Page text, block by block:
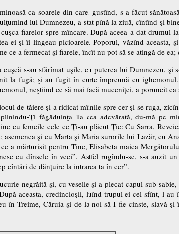
ca soarele din care, gustînd, s-a făcut
lui Dumnezeu, a stat pînă la ziuă, cîntînd şi
fiarelor spre mîncare. După aceea a dat
ei şi îi lingeau picioarele. Poporul, văzînd aceasta,
ce a fermecat şi fiarele, încît nu pot să se atingă de
cuşcă s-au sfărîmat uşile, cu puterea lui Dumnezeu,
la fugă; şi au fugit în curte împreună cu
neştiind ce să mai facă muceniţei, a poruncit ca
de tăiere şi-a ridicat mîinile spre cer şi se ruga,
Ţi făgăduinţa Ta cea adevărată, du-mă pe
cu femeile cele ce Ţi-au plăcut Ţie: Cu Sarra,
asemenea şi cu Marta şi Maria surorile lui Lazăr, cu
a mărturisit pentru Tine, Elisabeta maica
cu dînsele în veci”. Astfel rugîndu-se, s-a auzit
cîntări de dănţuire la intrarea ta în cer”.
negrăită şi, cu veselie şi-a plecat capul sub
aceasta, credincioşii, luînd trupul ei cel sfînt, l-
în Treime, Căruia şi de la noi să-I fie cinste, slavă